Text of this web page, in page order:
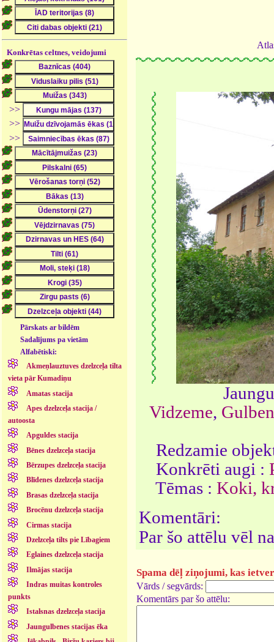
Konkrētas celtnes, veidojumi
>>
>>
>>
Pārskats ar bildēm
Sadalījums pa vietām
Alfabētiski:
Akmeņlauztuves dzelzceļa tilta
vieta pār Kumadiņu
Amatas stacija
Apes dzelzceļa stacija /
autoosta
Apguldes stacija
Bēnes dzelzceļa stacija
Bērzupes dzelzceļa stacija
Blīdenes dzelzceļa stacija
Brasas dzelzceļa stacija
Brocēnu dzelzceļa stacija
Cirmas stacija
Dzelzceļa tilts pie Lībagiem
Eglaines dzelzceļa stacija
Ilmājas stacija
Indras muitas kontroles
punkts
Istalsnas dzelzceļa stacija
Jaungulbenes stacijas ēka
Vidzeme,
Redzamie
Konkrēti augi :
Tēmas : Koki,
Komentāri:
Par šo attēlu vēl
Spama dēļ ziņojumi, kas
Vārds / segvārds:
Komentārs par šo attēlu: